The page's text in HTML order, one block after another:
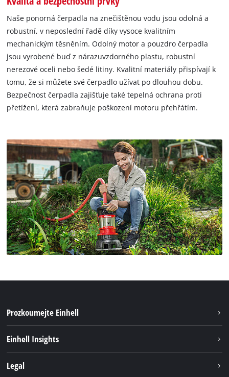
Naše ponorná čerpadla na znečištěnou vodu jsou odolná a
robustní, v neposlední řadě díky vysoce kvalitním
mechanickým těsněním. Odolný motor a pouzdro čerpadla
jsou vyrobené buď z nárazuvzdorného plastu, robustní
nerezové oceli nebo šedé litiny. Kvalitní materiály přispívají k
tomu, že si můžete své čerpadlo užívat po dlouhou dobu.
Bezpečnost čerpadla zajišťuje také tepelná ochrana proti
přetížení, která zabraňuje poškození motoru přehřátím.
Prozkoumejte Einhell
Systém akumulátorů
Einhell Insights
Legal